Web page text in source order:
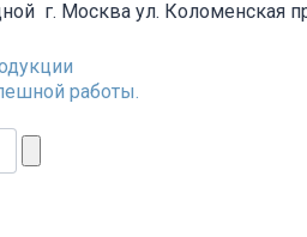
г. Москва ул. Коломенская
работы.